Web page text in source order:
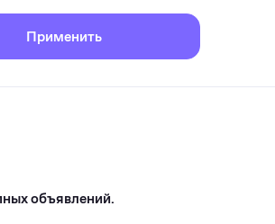
Применить
объявлений.